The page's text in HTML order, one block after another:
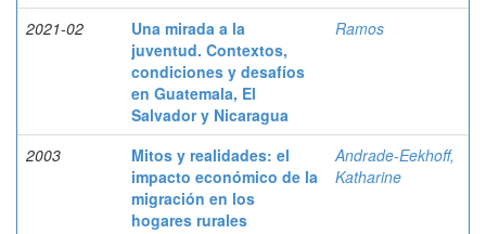
2021-02
Una mirada a la
juventud. Contextos,
condiciones y desafíos
en Guatemala, El
Salvador y Nicaragua
Ramos
2003
Mitos y realidades: el
impacto económico de la
migración en los
hogares rurales
Andrade-Eekhoff,
Katharine